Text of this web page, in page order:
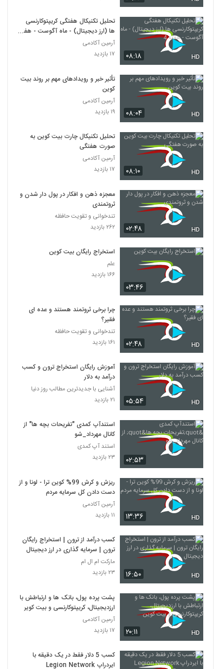
۰۸:۱۸ HD
تحلیل تکنیکال هفتگی کریپتوکارنسی
ها (ارز دیجیتال) - ماه آگوست - هفته
4
آرمین آکادمی
۱۷ بازدید
۰۸:۰۴ HD
تأثیر خبر و رویدادهای مهم بر روند بیت
کوین
آرمین آکادمی
۱۹ بازدید
۰۸:۱۰ HD
تحلیل تکنیکال چارت بیت کوین به
صورت هفتگی
آرمین آکادمی
۱۷ بازدید
۰۲:۴۸ HD
معجزه ذهن و افکار در پول دار شدن و
ثروتمندی
تندخوانی و تقویت حافظه
۲۶۲ بازدید
۰۳:۴۶
استخراج رایگان بیت کوین
علم
۱۶۶ بازدید
۰۲:۴۸ HD
چرا برخی ثروتمند هستند و عده ای
فقیر؟
تندخوانی و تقویت حافظه
۱۶۱ بازدید
۰۵:۵۴ HD
آموزش رایگان استخراج ترون و کسب
درآمد به دلار
آشنایی با جدیدترین مطالب روز دنیا
۲۱ بازدید
۰۲:۵۳
استندآپ کمدی "تفریحات بچه ها" از
کانال مهرداد_شو
استند آپ کمدی
۲۳ بازدید
۱۳:۳۶ HD
ریزش و کرش 99% کوین ترا - لونا و از
دست دادن کل سرمایه مردم
آرمین آکادمی
۱۱ بازدید
۱۶:۵۰ HD
کسب درآمد از ترون | استخراج رایگان
ترون | سرمایه گذاری در ارز دیجیتال
مارکت ام ال ام
۲۳ بازدید
۲۰:۱۱ HD
پشت پرده پول، بانک ها و ارتباطش با
ارزدیجیتال، کریپتوکارنسی و بیت کوین
آرمین آکادمی
۱۷ بازدید
کسب 5 دلار فقط در یک دقیقه با
ایردراپ Legion Network